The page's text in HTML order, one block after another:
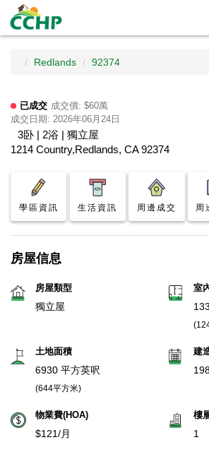
Redlands 92374
已成交 成交價: $60萬
成交日期: 2026年06月24日
3卧 | 2浴 | 獨立屋
1214 Country,Redlands, CA 92374
學區資訊 生活資訊 周邊成交 周
房屋信息
房屋類型
獨立屋
室
土地面積
6930 平方英呎
(644平方米)
建
物業費(HOA)
$121/月
樓
1